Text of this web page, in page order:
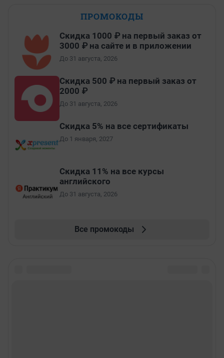
ПРОМОКОДЫ
Скидка 1000 ₽ на первый заказ от
3000 ₽ на сайте и в приложении
До 31 августа, 2026
Скидка 500 ₽ на первый заказ от
2000 ₽
До 31 августа, 2026
Скидка 5% на все сертификаты
До 1 января, 2027
Скидка 11% на все курсы
английского
До 31 августа, 2026
Все промокоды